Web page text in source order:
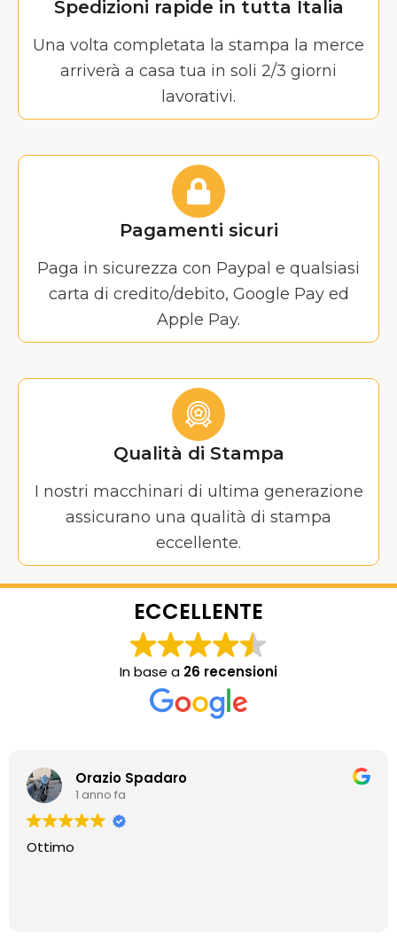
Spedizioni rapide in tutta Italia
Una volta completata la stampa la merce
arriverà a casa tua in soli 2/3 giorni
lavorativi.
Pagamenti sicuri
Paga in sicurezza con Paypal e qualsiasi
carta di credito/debito, Google Pay ed
Apple Pay.
Qualità di Stampa
I nostri macchinari di ultima generazione
assicurano una qualità di stampa
eccellente.
ECCELLENTE
In base a 26 recensioni
Orazio Spadaro
1 anno fa
Ottimo